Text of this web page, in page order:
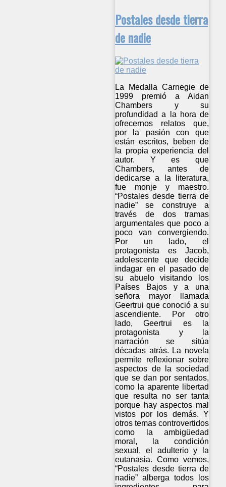
Postales desde tierra
de nadie
La Medalla Carnegie de
1999 premió a Aidan
Chambers y su
profundidad a la hora de
ofrecernos relatos que,
por la pasión con que
están escritos, beben de
la propia experiencia del
autor. Y es que
Chambers, antes de
dedicarse a la literatura,
fue monje y maestro.
“Postales desde tierra de
nadie” se construye a
través de dos tramas
argumentales que poco a
poco van convergiendo.
Por un lado, el
protagonista es Jacob,
adolescente que decide
indagar en el pasado de
su abuelo visitando los
Países Bajos y a una
señora mayor llamada
Geertrui que conoció a su
ascendiente. Por otro
lado, Geertrui es la
protagonista y la
narración se sitúa
décadas atrás. La novela
permite reflexionar sobre
aspectos de la sociedad
que se dan por sentados,
como la aparente libertad
que resulta no ser tanta
porque hay aspectos mal
vistos por los demás. Y
otros temas controvertidos
como la ambigüedad
moral, la condición
sexual, el adulterio y la
eutanasia. Como vemos,
“Postales desde tierra de
nadie” alberga todos los